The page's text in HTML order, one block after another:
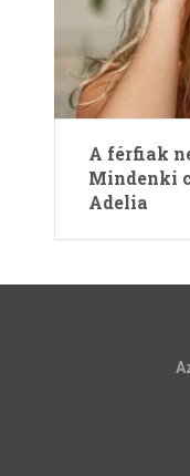
A férfiak
Mindenki
Adelia